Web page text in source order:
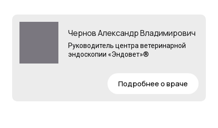
Чернов Александр Владимирович
Руководитель центра ветеринарной
эндоскопии «Эндовет»®
Подробнее о враче